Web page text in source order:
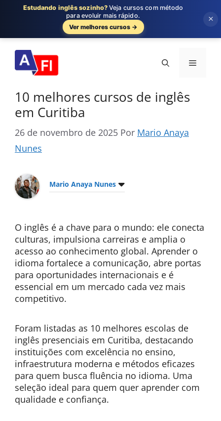
para
conteúdo
Menu
10 melhores cursos de inglês
em Curitiba
26 de novembro de 2025 Por Mario Anaya
Nunes
Mario Anaya Nunes
O inglês é a chave para o mundo: ele conecta
culturas, impulsiona carreiras e amplia o
acesso ao conhecimento global. Aprender o
idioma fortalece a comunicação, abre portas
para oportunidades internacionais e é
essencial em um mercado cada vez mais
competitivo.
Foram listadas as 10 melhores escolas de
inglês presenciais em Curitiba, destacando
instituições com excelência no ensino,
infraestrutura moderna e métodos eficazes
para quem busca fluência no idioma. Uma
seleção ideal para quem quer aprender com
qualidade e confiança.
Estudando inglês sozinho? Veja cursos com método
para evoluir mais rápido.
Ver melhores cursos →
×